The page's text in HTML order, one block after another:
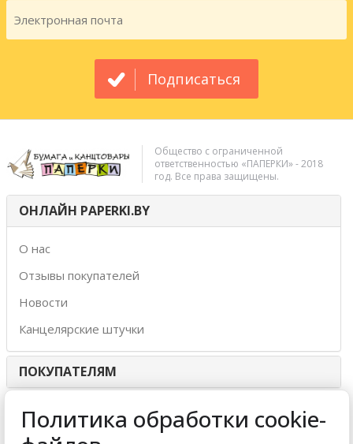
Подписаться
Общество с ограниченной
ответственностью «ПАПЕРКИ» - 2018
год. Все права защищены.
ОНЛАЙН PAPERKI.BY
О нас
Отзывы покупателей
Новости
Канцелярские штучки
ПОКУПАТЕЛЯМ
ИНТЕРНЕТ-МАГАЗИН
Политика обработки cookie-